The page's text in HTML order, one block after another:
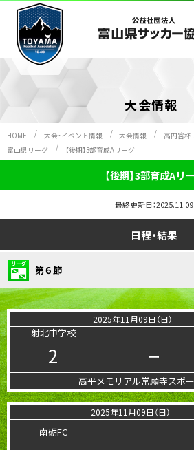
大会情報
HOME 大会・イベント情報 大会情報
高円宮杯
富山県リーグ
【後期】3部育成Aリーグ
【後期】3部育成Aリ
最終更新日：2025.11.09
日程・結果
第６節
2025年11月09日（日）
射北中学校
2 ー
高平メモリアル常願寺スポ
2025年11月09日（日）
南砺FC